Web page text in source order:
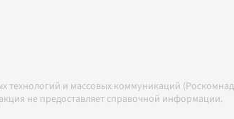
и массовых коммуникаций
не предоставляет справочной информации.